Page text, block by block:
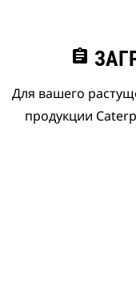
assignment
Для вашего
продукции